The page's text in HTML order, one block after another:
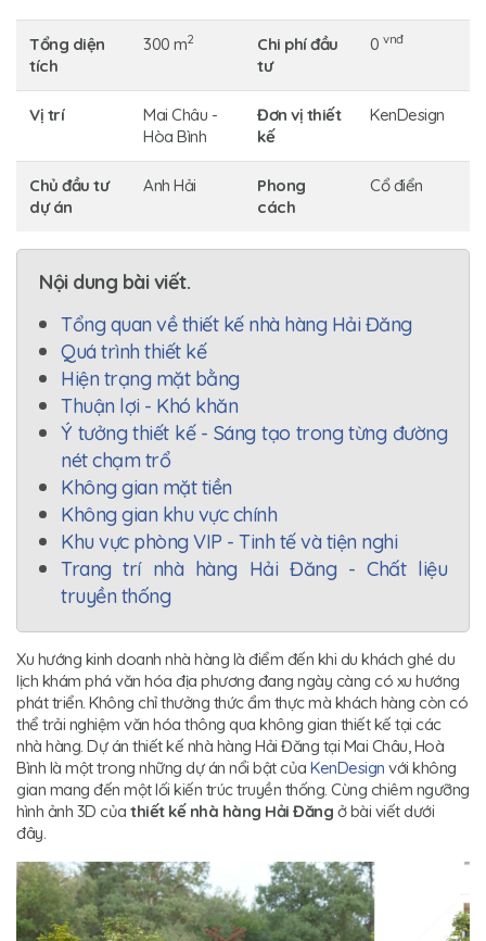
Tổng diện
tích
300 m2
Chi phí đầu
tư
0 vnđ
Vị trí
Mai Châu -
Hòa Bình
Đơn vị thiết
kế
KenDesign
Chủ đầu tư
dự án
Anh Hải
Phong
cách
Cổ điển
Nội dung bài viết.
Tổng quan về thiết kế nhà hàng Hải Đăng
Quá trình thiết kế
Hiện trạng mặt bằng
Thuận lợi - Khó khăn
Ý tưởng thiết kế - Sáng tạo trong từng đường
nét chạm trổ
Không gian mặt tiền
Không gian khu vực chính
Khu vực phòng VIP - Tinh tế và tiện nghi
Trang trí nhà hàng Hải Đăng - Chất liệu
truyền thống
Xu hướng kinh doanh nhà hàng là điểm đến khi du khách ghé du
lịch khám phá văn hóa địa phương đang ngày càng có xu hướng
phát triển. Không chỉ thưởng thức ẩm thực mà khách hàng còn có
thể trải nghiệm văn hóa thông qua không gian thiết kế tại các
nhà hàng. Dự án thiết kế nhà hàng Hải Đăng tại Mai Châu, Hoà
Bình là một trong những dự án nổi bật của KenDesign với không
gian mang đến một lối kiến trúc truyền thống. Cùng chiêm ngưỡng
hình ảnh 3D của thiết kế nhà hàng Hải Đăng ở bài viết dưới
đây.